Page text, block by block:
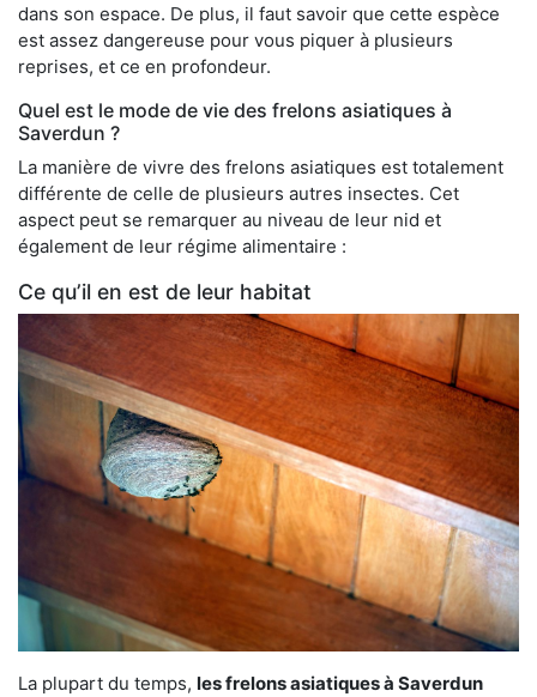
dans son espace. De plus, il faut savoir que cette espèce
est assez dangereuse pour vous piquer à plusieurs
reprises, et ce en profondeur.
Quel est le mode de vie des frelons asiatiques à
Saverdun ?
La manière de vivre des frelons asiatiques est totalement
différente de celle de plusieurs autres insectes. Cet
aspect peut se remarquer au niveau de leur nid et
également de leur régime alimentaire :
Ce qu’il en est de leur habitat
La plupart du temps, les frelons asiatiques à Saverdun